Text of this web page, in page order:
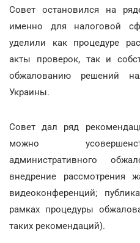
Совет остановился на
именно для налоговой
уделили как процедуре
акты проверок, так и
обжалованию решений
Украины.
Совет дал ряд
можно
административного
внедрение рассмотрения
видеоконференций;
рамках процедуры
таких рекомендаций).